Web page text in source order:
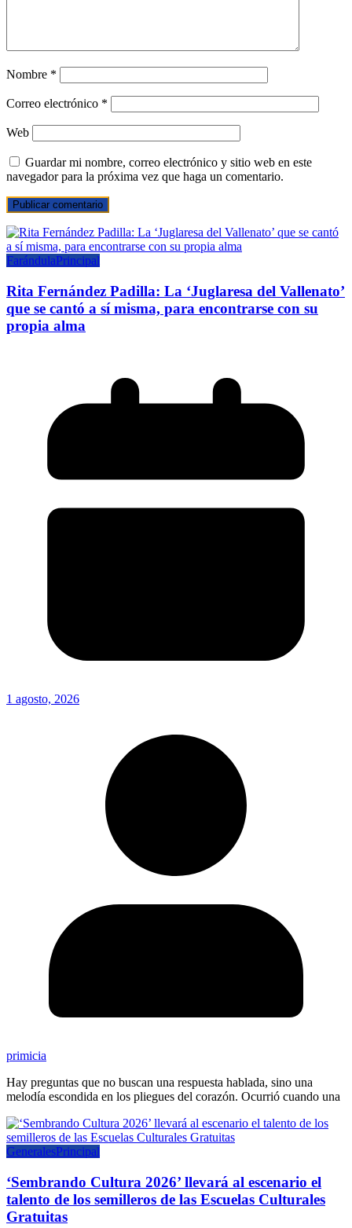
Nombre *
Correo electrónico *
Web
Guardar mi nombre, correo electrónico y sitio web en este
navegador para la próxima vez que haga un comentario.
FarándulaPrincipal
Rita Fernández Padilla: La ‘Juglaresa del Vallenato’
que se cantó a sí misma, para encontrarse con su
propia alma
1 agosto, 2026
primicia
Hay preguntas que no buscan una respuesta hablada, sino una
melodía escondida en los pliegues del corazón. Ocurrió cuando una
GeneralesPrincipal
‘Sembrando Cultura 2026’ llevará al escenario el
talento de los semilleros de las Escuelas Culturales
Gratuitas